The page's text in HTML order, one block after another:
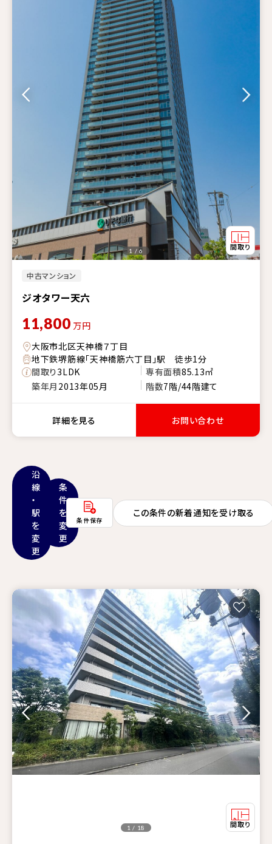
中古マンション
ジオタワー天六
1 / 6
11,800 万円
大阪市北区天神橋７丁目
地下鉄堺筋線「天神橋筋六丁目」駅 徒歩1分
間取り3LDK 専有面積85.13㎡
築年月 2013年05月 階数7階/44階建て
詳細を見る お問い合わせ
沿
線
・
駅
を
変
更
条
件
を
変
更
条件保存
この条件の新着通知を受け取る
1 / 18